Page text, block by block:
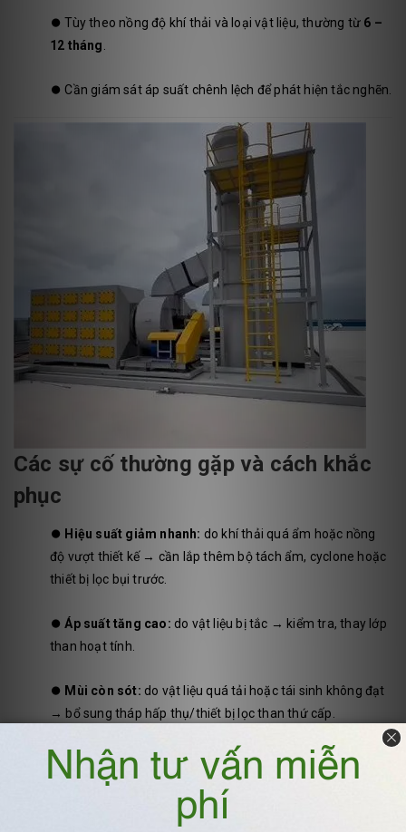
⏺️Tùy theo nồng độ khí thải và loại vật liệu, thường từ 6 –
12 tháng
⏺️ Cần giám sát áp suất chênh lệch để phát hiện tắc nghẽn.
Các sự cố thường gặp và cách khắc
phục
⏺️ Hiệu suất giảm nhanh: do khí thải quá ẩm hoặc nồng
độ vượt thiết kế → cần lắp thêm bộ tách ẩm, cyclone hoặc
thiết bị lọc bụi trước.
⏺️Áp suất tăng cao: do vật liệu bị tắc → kiểm tra, thay lớp
than hoạt tính.
⏺️ Mùi còn sót: do vật liệu quá tải hoặc tái sinh không đạt
→ bổ sung tháp hấp thụ/thiết bị lọc than thứ cấp.
Kết luận
Kỹ thuật và vận hành đúng cách giúp tháp hấp phụ đạt hiệu suất
xử lý khí thải cao, kéo dài tuổi thọ vật liệu và giảm chi phí cho